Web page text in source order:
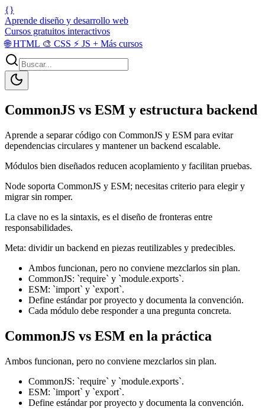
{}
Aprende diseño y desarrollo web
Cursos gratuitos interactivos
🌐HTML 🎨 CSS ⚡ JS + Más cursos
CommonJS vs ESM y estructura backend
Aprende a separar código con CommonJS y ESM para evitar
dependencias circulares y mantener un backend escalable.
Módulos bien diseñados reducen acoplamiento y facilitan pruebas.
Node soporta CommonJS y ESM; necesitas criterio para elegir y
migrar sin romper.
La clave no es la sintaxis, es el diseño de fronteras entre
responsabilidades.
Meta: dividir un backend en piezas reutilizables y predecibles.
Ambos funcionan, pero no conviene mezclarlos sin plan.
CommonJS: `require` y `module.exports`.
ESM: `import` y `export`.
Define estándar por proyecto y documenta la convención.
Cada módulo debe responder a una pregunta concreta.
CommonJS vs ESM en la práctica
Ambos funcionan, pero no conviene mezclarlos sin plan.
CommonJS: `require` y `module.exports`.
ESM: `import` y `export`.
Define estándar por proyecto y documenta la convención.